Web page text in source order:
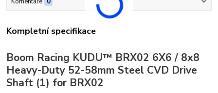
Kompletní specifikace
Boom Racing KUDU™ BRX02 6X6 / 8x8
Heavy-Duty 52-58mm Steel CVD Drive
Shaft (1) for BRX02